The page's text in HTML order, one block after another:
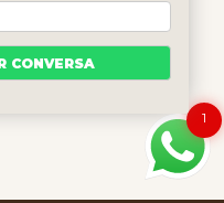
1
CONVERSA